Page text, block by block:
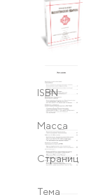
ISBN
Масса
Страниц
Тема